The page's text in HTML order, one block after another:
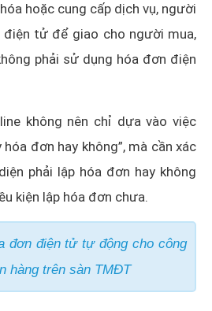
hoặc cung cấp dịch vụ, người
điện tử để giao cho người mua,
phải sử dụng hóa đơn điện
không nên chỉ dựa vào việc
hóa đơn hay không”, mà cần xác
phải lập hóa đơn hay không
kiện lập hóa đơn chưa.
đơn điện tử tự động cho công
hàng trên sàn TMĐT